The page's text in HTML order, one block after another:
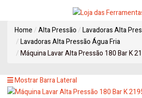
Home
Alta Pressão
Lavadoras Alta
Lavadoras Alta Pressão Água Fria
Máquina Lavar Alta Pressão 180 Bar K
Mostrar Barra Lateral